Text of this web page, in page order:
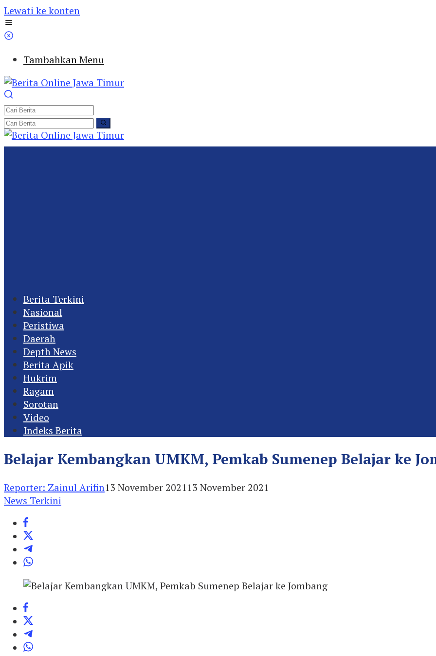
Lewati ke konten
Tambahkan Menu
Berita Terkini
Nasional
Peristiwa
Daerah
Depth News
Berita Apik
Hukrim
Ragam
Sorotan
Video
Indeks Berita
Belajar Kembangkan UMKM, Pemkab Sumenep Belajar ke
Reporter: Zainul Arifin13 November 202113 November 2021
News Terkini